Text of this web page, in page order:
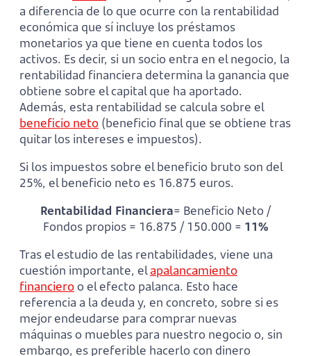
a diferencia de lo que ocurre con la rentabilidad
económica que sí incluye los préstamos
monetarios ya que tiene en cuenta todos los
activos. Es decir, si un socio entra en el negocio, la
rentabilidad financiera determina la ganancia que
obtiene sobre el capital que ha aportado.
Además, esta rentabilidad se calcula sobre el
beneficio neto (beneficio final que se obtiene tras
quitar los intereses e impuestos).
Si los impuestos sobre el beneficio bruto son del
25%, el beneficio neto es 16.875 euros.
Rentabilidad Financiera= Beneficio Neto /
Fondos propios = 16.875 / 150.000 = 11%
Tras el estudio de las rentabilidades, viene una
cuestión importante, elapalancamiento
financieroo el efecto palanca. Esto hace
referencia a la deuda y, en concreto, sobre si es
mejor endeudarse para comprar nuevas
máquinas o muebles para nuestro negocio o, sin
embargo, es preferible hacerlo con dinero